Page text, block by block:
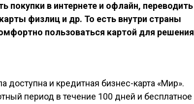
покупки в интернете и офлайн, переводить
физлиц и др. То есть внутри страны
пользоваться картой для решения
доступна и кредитная бизнес-карта «Мир».
период в течение 100 дней и бесплатное